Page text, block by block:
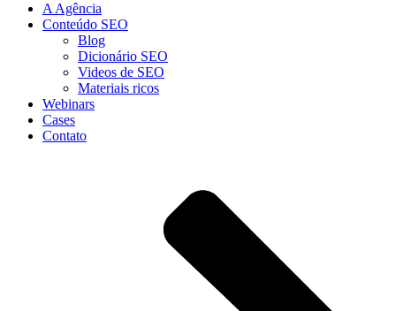
A Agência
Conteúdo SEO
Blog
Dicionário SEO
Videos de SEO
Materiais ricos
Webinars
Cases
Contato